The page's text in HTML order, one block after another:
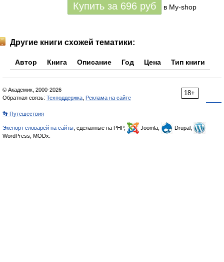
Купить за 696 руб в My-shop
Другие книги схожей тематики:
Автор Книга Описание Год Цена Тип книги
18+
© Академик, 2000-2026
Обратная связь: Техподдержка Реклама на сайте
👣 Путешествия
Экспорт словарей на сайты , сделанные на PHP, Joomla,
Drupal,
WordPress, MODx.